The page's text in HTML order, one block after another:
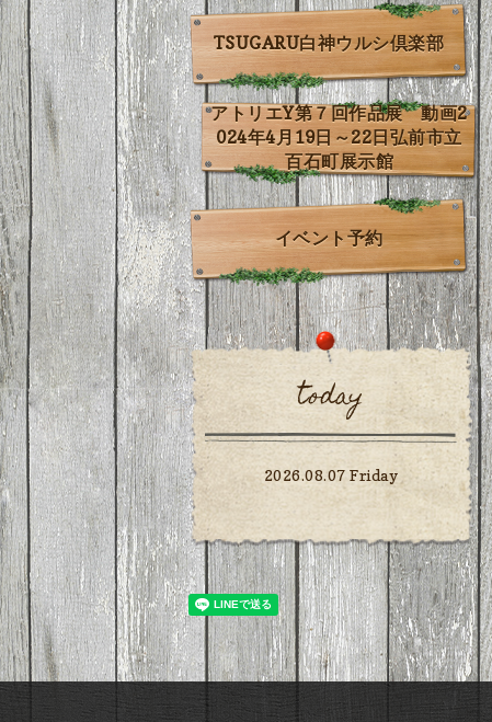
TSUGARU白神ウルシ倶楽部
アトリエY第７回作品展 動画2
024年4月19日～22日弘前市立
百石町展示館
イベント予約
today
2026.08.07 Friday